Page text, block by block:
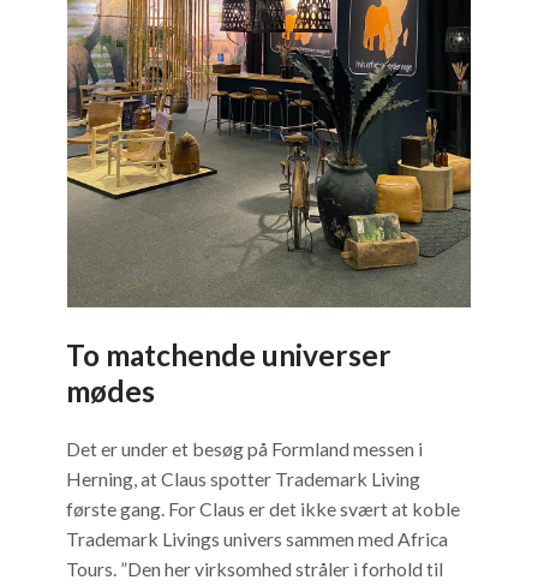
To matchende universer
mødes
Det er under et besøg på Formland messen i
Herning, at Claus spotter Trademark Living
første gang. For Claus er det ikke svært at koble
Trademark Livings univers sammen med Africa
Tours. ”Den her virksomhed stråler i forhold til